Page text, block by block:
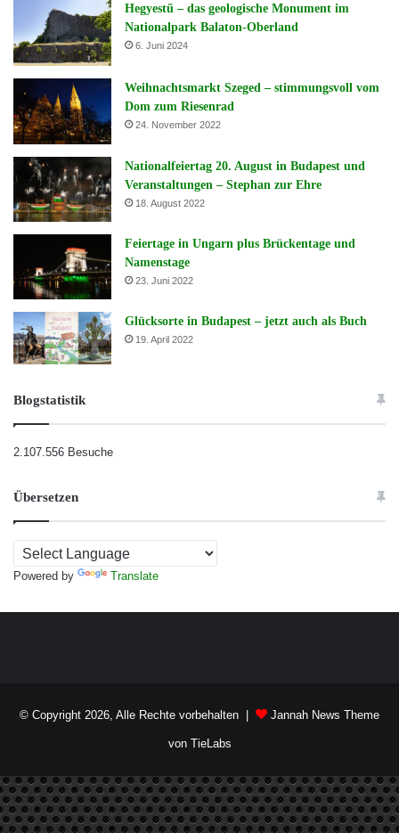
Hegyestű – das geologische Monument im
Nationalpark Balaton-Oberland
6. Juni 2024
Weihnachtsmarkt Szeged – stimmungsvoll vom
Dom zum Riesenrad
24. November 2022
Nationalfeiertag 20. August in Budapest und
Veranstaltungen – Stephan zur Ehre
18. August 2022
Feiertage in Ungarn plus Brückentage und
Namenstage
23. Juni 2022
Glücksorte in Budapest – jetzt auch als Buch
19. April 2022
Blogstatistik
2.107.556 Besuche
Übersetzen
Powered by Translate
© Copyright 2026, Alle Rechte vorbehalten | Jannah News Theme
von TieLabs